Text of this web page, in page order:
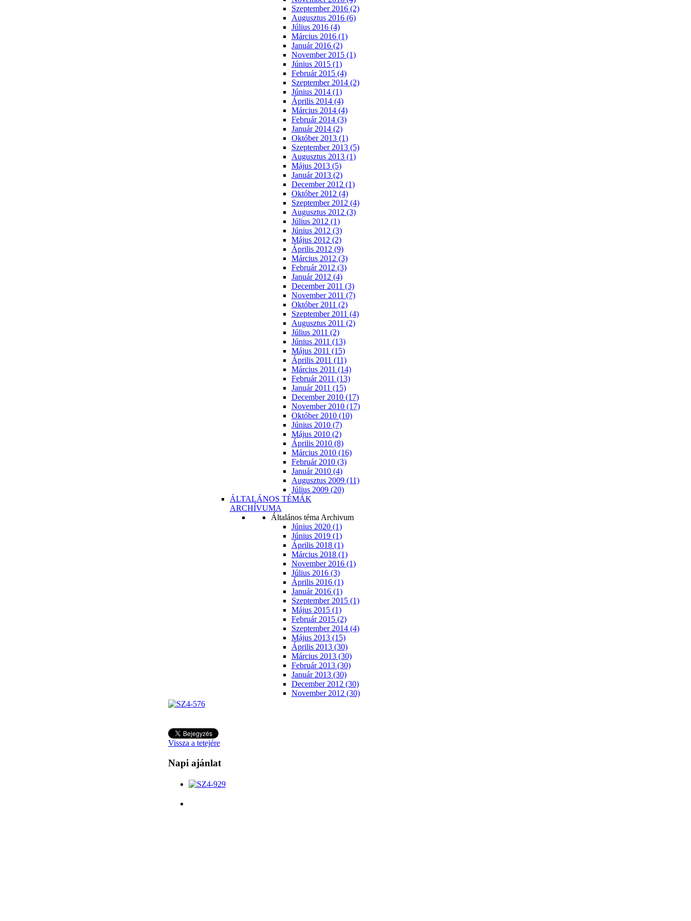
Szeptember 2016 (2)
Augusztus 2016 (6)
Július 2016 (4)
Március 2016 (1)
Január 2016 (2)
November 2015 (1)
Június 2015 (1)
Február 2015 (4)
Szeptember 2014 (2)
Június 2014 (1)
Április 2014 (4)
Március 2014 (4)
Február 2014 (3)
Január 2014 (2)
Október 2013 (1)
Szeptember 2013 (5)
Augusztus 2013 (1)
Május 2013 (5)
Január 2013 (2)
December 2012 (1)
Október 2012 (4)
Szeptember 2012 (4)
Augusztus 2012 (3)
Július 2012 (1)
Június 2012 (3)
Május 2012 (2)
Április 2012 (9)
Március 2012 (3)
Február 2012 (3)
Január 2012 (4)
December 2011 (3)
November 2011 (7)
Október 2011 (2)
Szeptember 2011 (4)
Augusztus 2011 (2)
Július 2011 (2)
Június 2011 (13)
Május 2011 (15)
Április 2011 (11)
Március 2011 (14)
Február 2011 (13)
Január 2011 (15)
December 2010 (17)
November 2010 (17)
Október 2010 (10)
Június 2010 (7)
Május 2010 (2)
Április 2010 (8)
Március 2010 (16)
Február 2010 (3)
Január 2010 (4)
Augusztus 2009 (11)
Július 2009 (20)
ÁLTALÁNOS TÉMÁK
ARCHÍVUMA
Általános téma Archivum
Június 2020 (1)
Június 2019 (1)
Április 2018 (1)
Március 2018 (1)
November 2016 (1)
Július 2016 (3)
Április 2016 (1)
Január 2016 (1)
Szeptember 2015 (1)
Május 2015 (1)
Február 2015 (2)
Szeptember 2014 (4)
Május 2013 (15)
Április 2013 (30)
Március 2013 (30)
Február 2013 (30)
Január 2013 (30)
December 2012 (30)
November 2012 (30)
Vissza a tetejére
Napi ajánlat